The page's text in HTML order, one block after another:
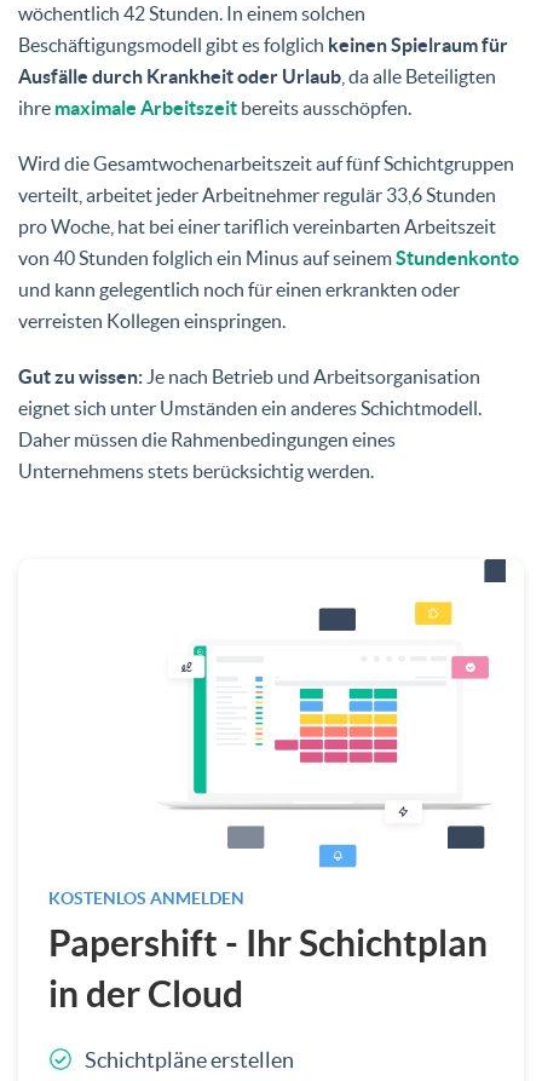
wöchentlich 42 Stunden. In einem solchen
Beschäftigungsmodell gibt es folglich keinen Spielraum für
Ausfälle durch Krankheit oder Urlaub , da alle Beteiligten
ihre maximale Arbeitszeit bereits ausschöpfen.
Wird die Gesamtwochenarbeitszeit auf fünf Schichtgruppen
verteilt, arbeitet jeder Arbeitnehmer regulär 33,6 Stunden
pro Woche, hat bei einer tariflich vereinbarten Arbeitszeit
von 40 Stunden folglich ein Minus auf seinemStundenkonto
und kann gelegentlich noch für einen erkrankten oder
verreisten Kollegen einspringen.
Gut zu wissen: Je nach Betrieb und Arbeitsorganisation
eignet sich unter Umständen ein anderes Schichtmodell.
Daher müssen die Rahmenbedingungen eines
Unternehmens stets berücksichtig werden.
KOSTENLOS ANMELDEN
Papershift - Ihr Schichtplan
in der Cloud
Schichtpläne erstellen